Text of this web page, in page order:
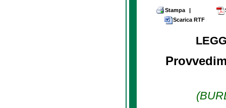
Stampa |
Scarica RTF